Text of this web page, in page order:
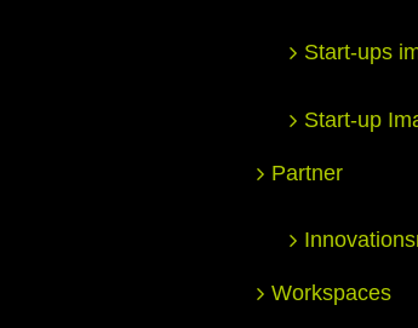
Start-ups
Start-up
Partner
Workspaces